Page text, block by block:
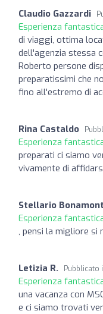
Claudio Gazzardi
Esperienza
di viaggi, ottima
dell'agenzia stessa
Roberto persone
preparatissimi che
fino all'estremo di
Rina Castaldo
Esperienza
preparati ci siamo
vivamente di
Stellario
Esperienza
, pensi la migliore si
Letizia R. Pubblicato
Esperienza
una vacanza con
e ci siamo trovati